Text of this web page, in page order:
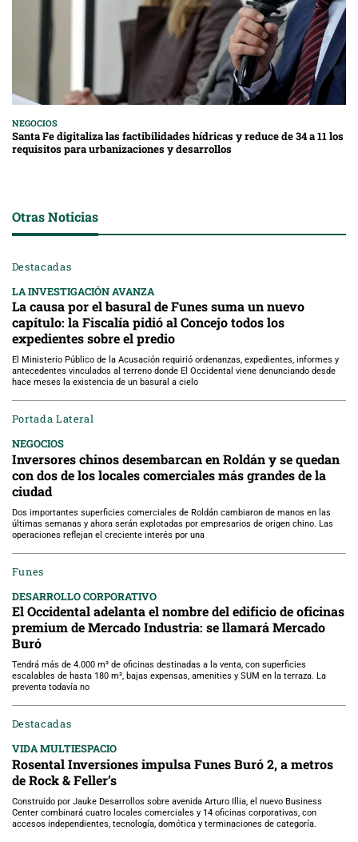
NEGOCIOS
Santa Fe digitaliza las factibilidades hídricas y reduce de 34 a 11 los
requisitos para urbanizaciones y desarrollos
Otras Noticias
Destacadas
LA INVESTIGACIÓN AVANZA
La causa por el basural de Funes suma un nuevo
capítulo: la Fiscalía pidió al Concejo todos los
expedientes sobre el predio
El Ministerio Público de la Acusación requirió ordenanzas, expedientes, informes y
antecedentes vinculados al terreno donde El Occidental viene denunciando desde
hace meses la existencia de un basural a cielo
Portada Lateral
NEGOCIOS
Inversores chinos desembarcan en Roldán y se quedan
con dos de los locales comerciales más grandes de la
ciudad
Dos importantes superficies comerciales de Roldán cambiaron de manos en las
últimas semanas y ahora serán explotadas por empresarios de origen chino. Las
operaciones reflejan el creciente interés por una
Funes
DESARROLLO CORPORATIVO
El Occidental adelanta el nombre del edificio de oficinas
premium de Mercado Industria: se llamará Mercado
Buró
Tendrá más de 4.000 m² de oficinas destinadas a la venta, con superficies
escalables de hasta 180 m², bajas expensas, amenities y SUM en la terraza. La
preventa todavía no
Destacadas
VIDA MULTIESPACIO
Rosental Inversiones impulsa Funes Buró 2, a metros
de Rock & Feller’s
Construido por Jauke Desarrollos sobre avenida Arturo Illia, el nuevo Business
Center combinará cuatro locales comerciales y 14 oficinas corporativas, con
accesos independientes, tecnología, domótica y terminaciones de categoría.